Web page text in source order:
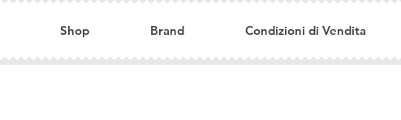
Shop Brand Condizioni di Vendita